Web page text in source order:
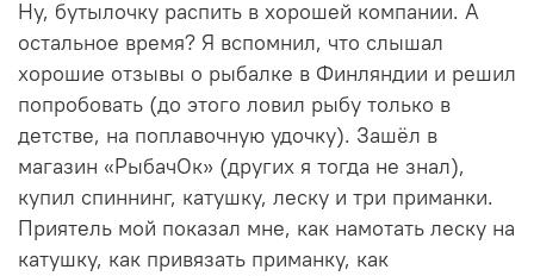
Ну, бутылочку распить в хорошей компании. А
остальное время? Я вспомнил, что слышал
хорошие отзывы о рыбалке в Финляндии и решил
попробовать (до этого ловил рыбу только в
детстве, на поплавочную удочку). Зашёл в
магазин «РыбачОк» (других я тогда не знал),
купил спиннинг, катушку, леску и три приманки.
Приятель мой показал мне, как намотать леску на
катушку, как привязать приманку, как